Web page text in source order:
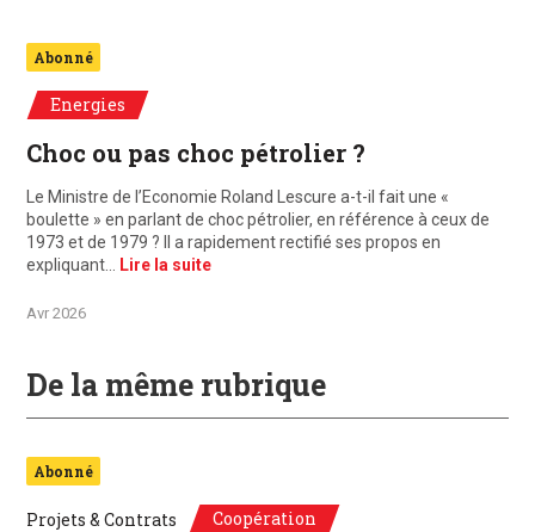
Abonné
Energies
Choc ou pas choc pétrolier ?
Le Ministre de l’Economie Roland Lescure a-t-il fait une «
boulette » en parlant de choc pétrolier, en référence à ceux de
1973 et de 1979 ? Il a rapidement rectifié ses propos en
expliquant…
Lire la suite
Avr 2026
De la même rubrique
Abonné
Projets & Contrats Coopération